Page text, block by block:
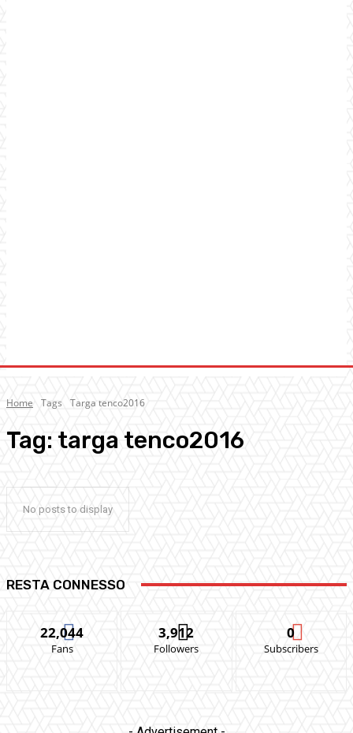
Home Tags Targa tenco2016
Tag: targa tenco2016
No posts to display
RESTA CONNESSO
22,044
Fans
3,912
Followers
0
Subscribers